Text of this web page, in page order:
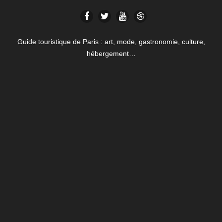
Guide touristique de Paris : art, mode, gastronomie, culture,
hébergement…